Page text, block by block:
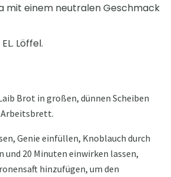
mit einem neutralen Geschmack
Löffel.
Brot in großen, dünnen Scheiben
Arbeitsbrett.
Genie einfüllen, Knoblauch durch
und 20 Minuten einwirken lassen,
hinzufügen, um den